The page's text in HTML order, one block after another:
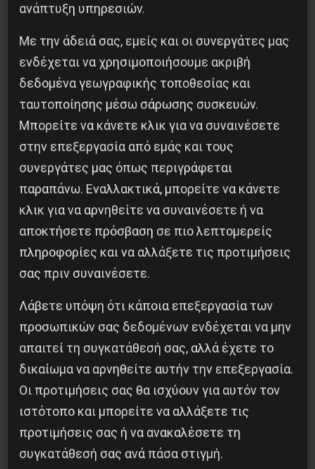
Η Eπανάσταση της 19 Ιουλίου 1936 στην
Iσπανία
5 Αυγούστου 2026
Οδύσσεια του Νόλαν: Μύθος, μνήμη και
ταξική εξουσία
3 Αυγούστου 2026
ανάπτυξη υπηρεσιών.
Με την άδειά σας, εμείς και οι συνεργάτες μας
ενδέχεται να χρησιμοποιήσουμε ακριβή
δεδομένα γεωγραφικής τοποθεσίας και
ταυτοποίησης μέσω σάρωσης συσκευών.
Μπορείτε να κάνετε κλικ για να συναινέσετε
στην επεξεργασία από εμάς και τους
συνεργάτες μας όπως περιγράφεται
παραπάνω. Εναλλακτικά, μπορείτε να κάνετε
κλικ για να αρνηθείτε να συναινέσετε ή να
αποκτήσετε πρόσβαση σε πιο λεπτομερείς
πληροφορίες και να αλλάξετε τις προτιμήσεις
σας πριν συναινέσετε.
Λάβετε υπόψη ότι κάποια επεξεργασία των
προσωπικών σας δεδομένων ενδέχεται να μην
απαιτεί τη συγκατάθεσή σας, αλλά έχετε το
δικαίωμα να αρνηθείτε αυτήν την επεξεργασία.
Οι προτιμήσεις σας θα ισχύουν για αυτόν τον
ιστότοπο και μπορείτε να αλλάξετε τις
προτιμήσεις σας ή να ανακαλέσετε τη
συγκατάθεσή σας ανά πάσα στιγμή.